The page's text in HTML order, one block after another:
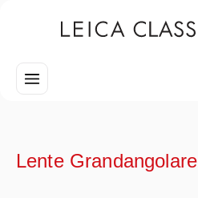
Lente Grandangolare